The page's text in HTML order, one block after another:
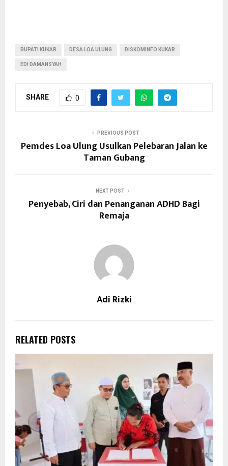
BUPATI KUKAR DESA LOA ULUNG DISKOMINFO KUKAR
EDI DAMANSYAH
SHARE 0
PREVIOUS POST
Pemdes Loa Ulung Usulkan Pelebaran Jalan ke
Taman Gubang
NEXT POST
Penyebab, Ciri dan Penanganan ADHD Bagi
Remaja
Adi Rizki
RELATED POSTS